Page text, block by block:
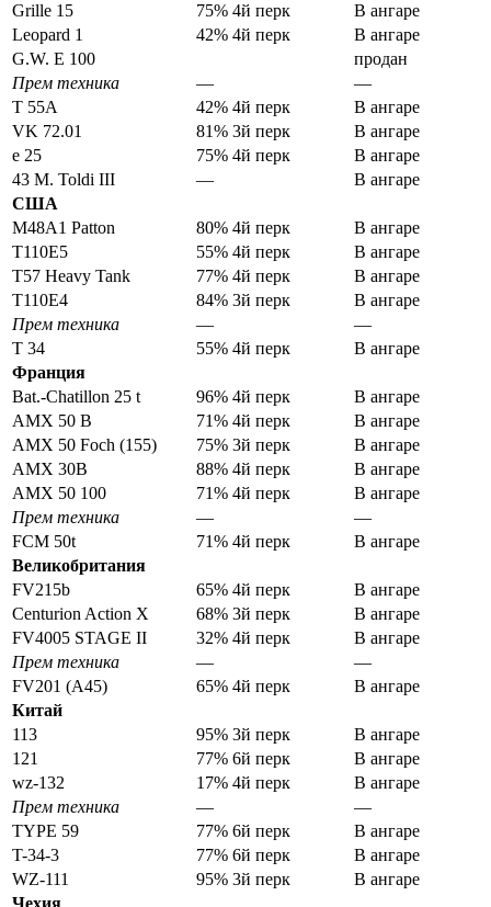
Grille 15
75% 4й перк
В ангаре
Leopard 1
42% 4й перк
В ангаре
G.W. E 100
продан
Прем техника
—
—
Т 55А
42% 4й перк
В ангаре
VK 72.01
81% 3й перк
В ангаре
е 25
75% 4й перк
В ангаре
43 M. Toldi III
—
В ангаре
США
M48A1 Patton
80% 4й перк
В ангаре
T110E5
55% 4й перк
В ангаре
T57 Heavy Tank
77% 4й перк
В ангаре
T110E4
84% 3й перк
В ангаре
Прем техника
—
—
Т 34
55% 4й перк
В ангаре
Франция
Bat.-Chatillon 25 t
96% 4й перк
В ангаре
AMX 50 B
71% 4й перк
В ангаре
AMX 50 Foch (155)
75% 3й перк
В ангаре
AMX 30B
88% 4й перк
В ангаре
AMX 50 100
71% 4й перк
В ангаре
Прем техника
—
—
FCM 50t
71% 4й перк
В ангаре
Великобритания
FV215b
65% 4й перк
В ангаре
Centurion Action X
68% 3й перк
В ангаре
FV4005 STAGE II
32% 4й перк
В ангаре
Прем техника
—
—
FV201 (А45)
65% 4й перк
В ангаре
Китай
113
95% 3й перк
В ангаре
121
77% 6й перк
В ангаре
wz-132
17% 4й перк
В ангаре
Прем техника
—
—
TYPE 59
77% 6й перк
В ангаре
T-34-3
77% 6й перк
В ангаре
WZ-111
95% 3й перк
В ангаре
Чехия